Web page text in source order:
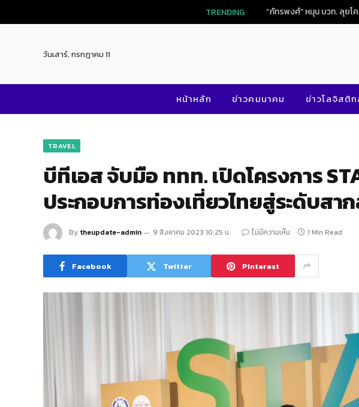
TRENDING
วันเสาร์, กรกฎาคม 11
หน้าหลัก ข่าวคมนาคม ข่าวโลจิสติ
TRAVEL
บีทีเอส จับมือ ททท. เปิดโครงการ
ประกอบการท่องเที่ยวไทยสู่ระดับสา
By theupdate-admin 9 สิงหาคม 2023 10:25 น. ไม่มีความเห็น 1 Min Read
Facebook Twitter Pinterest